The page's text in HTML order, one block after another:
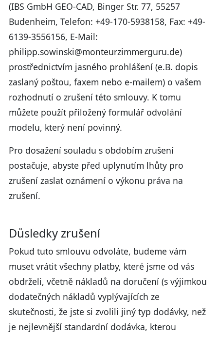
(IBS GmbH GEO-CAD, Binger Str. 77, 55257
Budenheim, Telefon: +49-170-5938158, Fax: +49-
6139-3556156, E-Mail:
philipp.sowinski@monteurzimmerguru.de)
prostřednictvím jasného prohlášení (e.B. dopis
zaslaný poštou, faxem nebo e-mailem) o vašem
rozhodnutí o zrušení této smlouvy. K tomu
můžete použít přiložený formulář odvolání
modelu, který není povinný.
Pro dosažení souladu s obdobím zrušení
postačuje, abyste před uplynutím lhůty pro
zrušení zaslat oznámení o výkonu práva na
zrušení.
Důsledky zrušení
Pokud tuto smlouvu odvoláte, budeme vám
muset vrátit všechny platby, které jsme od vás
obdrželi, včetně nákladů na doručení (s výjimkou
dodatečných nákladů vyplývajících ze
skutečnosti, že jste si zvolili jiný typ dodávky, než
je nejlevnější standardní dodávka, kterou